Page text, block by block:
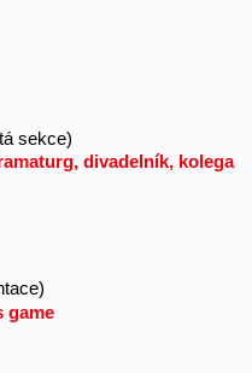
sekce)
divadelník, kolega
game